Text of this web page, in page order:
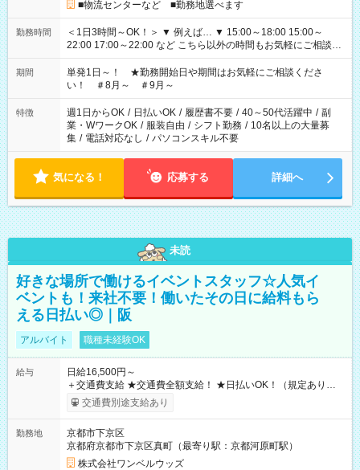
■物流センターなど ■勤務地選べます
勤務時間
＜1日3時間～OK！＞ ▼ 例えば… ▼ 15:00～18:00 15:00～
22:00 17:00～22:00 など こちら以外の時間もお気軽にご相談く
ださい！
期間
単発1日～！ ★勤務開始日や期間はお気軽にご相談くださ
い！ ＃8月～ ＃9月～
特徴 週1日からOK / 日払いOK / 履歴書不要 / 40～50代活躍中 / 副
業・WワークOK / 服装自由 / シフト勤務 / 10名以上の大量募
集 / 電話対応なし / パソコンスキル不要
気になる！ 応募する 詳細へ
未読
好きな場所で働けるイベントスタッフ☆人気イ
ベントも！来社不要！働いたその日に給料もら
える日払い◎｜阪
アルバイト 職種未経験OK
給与
日給16,500円～
＋交通費支給 ★交通費全額支給！ ★日払いOK！（規定あり） ┗
働いたその日に現金GET♪ お仕事後はコンビニATMから 日払
交通費別途支給あり
勤務地
京都市下京区
京都府京都市下京区真町（最寄り駅：京都河原町駅）
株式会社ワンベルウッズ